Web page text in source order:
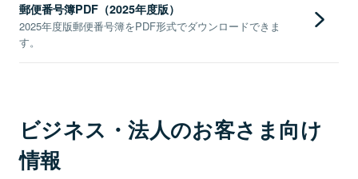
郵便番号簿PDF（2025年度版）
2025年度版郵便番号簿をPDF形式でダウンロードできま
す。
ビジネス・法人のお客さま向け
情報